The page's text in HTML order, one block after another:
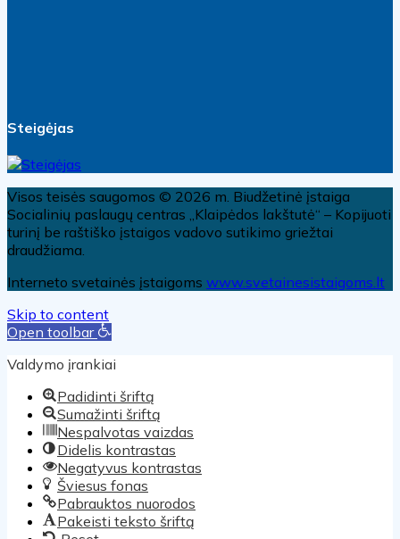
Steigėjas
Visos teisės saugomos © 2026 m. Biudžetinė įstaiga
Socialinių paslaugų centras „Klaipėdos lakštutė“ – Kopijuoti
turinį be raštiško įstaigos vadovo sutikimo griežtai
draudžiama.
Interneto svetainės įstaigoms www.svetainesistaigoms.lt
Skip to content
Open toolbar
Valdymo įrankiai
Padidinti šriftą
Sumažinti šriftą
Nespalvotas vaizdas
Didelis kontrastas
Negatyvus kontrastas
Šviesus fonas
Pabrauktos nuorodos
Pakeisti teksto šriftą